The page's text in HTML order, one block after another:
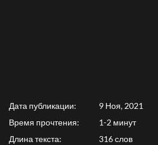
Дата публикации:
Время прочтения:
Длина текста:
9 Ноя, 2021
1-2 минут
316 слов